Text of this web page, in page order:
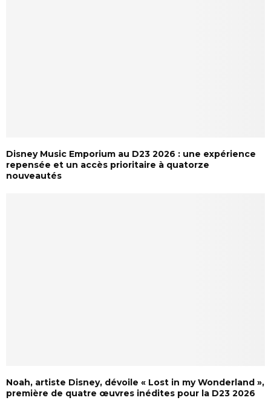
Disney Music Emporium au D23 2026 : une expérience
repensée et un accès prioritaire à quatorze
nouveautés
Noah, artiste Disney, dévoile « Lost in my Wonderland »,
première de quatre œuvres inédites pour la D23 2026